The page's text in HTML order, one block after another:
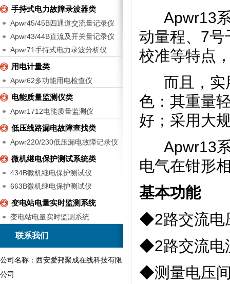
手持式电力故障录波器类
Apwr45/45B四通道交流量记录仪
Apwr43/44B直流及开关量记录仪
Apwr71手持式电力录波分析仪
用电计量类
Apwr62多功能用电检查仪
电能质量监测仪类
Apwr1712电能质量监测仪
低压线路漏电故障查找类
Apwr220/230低压漏电故障记录仪
微机继电保护测试系统类
434B微机继电保护测试仪
663B微机继电保护测试仪
变电站电量实时监测系统
变电站电量实时监测系统
联系我们
公司名称：西安爱邦聚成在线科技有限
公司
Apwr13系
动量程、7号
校准等特点
而且，实
色：其重量
好；采用大
Apwr13
电气在钳形
基本功能
◆2路交流电
◆2路交流电
◆测量电压